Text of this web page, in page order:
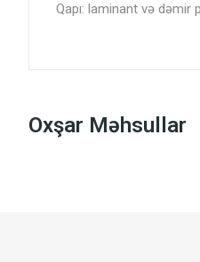
Qapı: laminant və dəmir
Oxşar Məhsullar